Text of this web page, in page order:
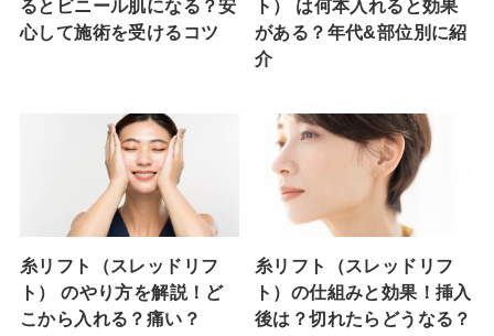
るとビニール肌になる？安
心して施術を受けるコツ
ト） は何本入れると効果
がある？年代&部位別に紹
介
糸リフト（スレッドリフ
ト） のやり方を解説！ど
こから入れる？痛い？
糸リフト（スレッドリフ
ト）の仕組みと効果！挿入
後は？切れたらどうなる？